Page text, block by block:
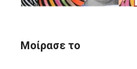
Μοίρασε το